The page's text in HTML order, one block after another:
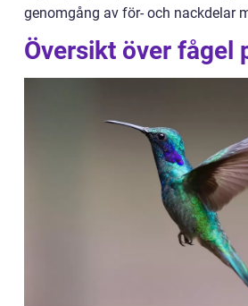
genomgång av för- och nackdelar
Översikt över fågel